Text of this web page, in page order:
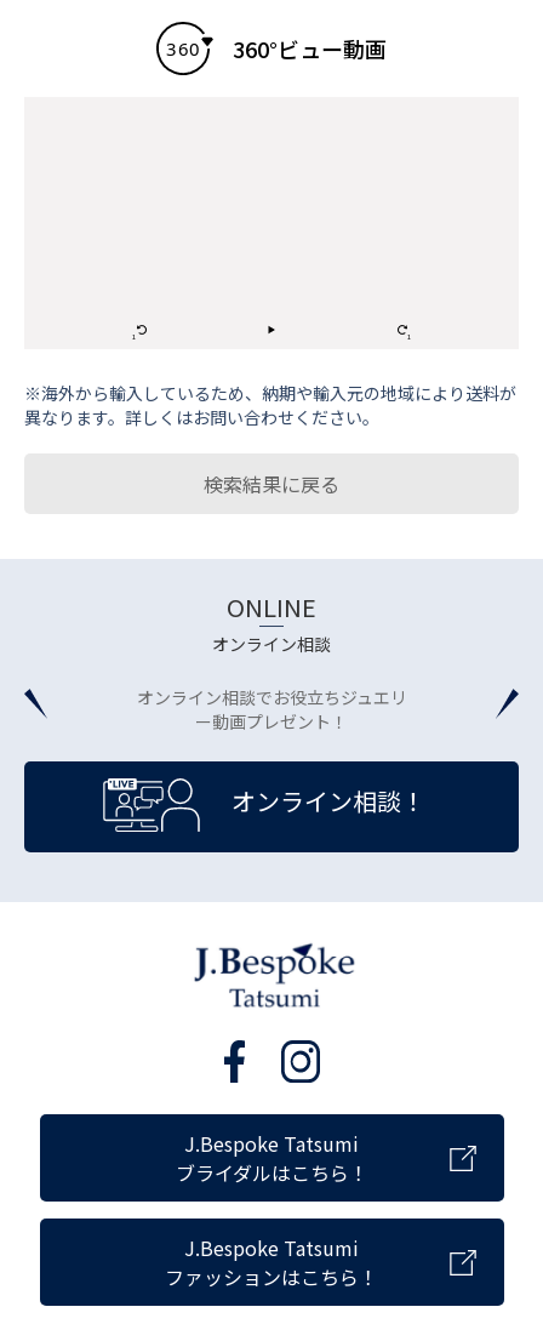
360°ビュー動画
※海外から輸⼊しているため、納期や輸⼊元の地域により送料が
異なります。詳しくはお問い合わせください。
検索結果に戻る
ONLINE
オンライン相談
オンライン相談でお役立ちジュエリ
ー動画プレゼント！
オンライン相談！
J.Bespoke Tatsumi
ブライダルはこちら！
J.Bespoke Tatsumi
ファッションはこちら！